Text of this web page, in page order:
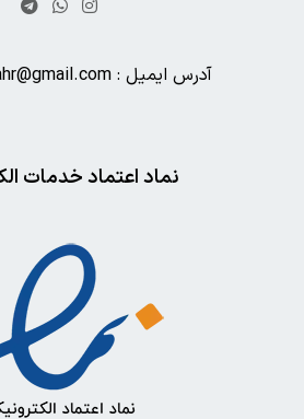
آدرس ایمیل : Digibookshahr@gmail.com
نماد اعتماد خدمات